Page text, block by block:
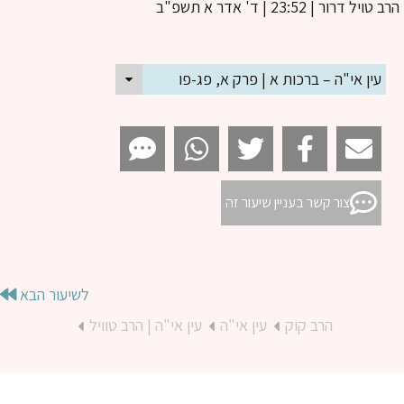
טויל דרור| 23:52 | ד' אדר א תשפ"ב
עין אי"ה – ברכות א | פרק א, פג-פו
צור קשר בעניין שיעור זה
לשיעור הבא
הרב קוק
עין אי"ה עין אי"ה | הרב טוויל